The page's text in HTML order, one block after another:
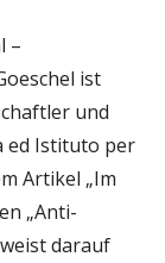
–
ist
und
ed Istituto per
Artikel „Im
„Anti-
darauf